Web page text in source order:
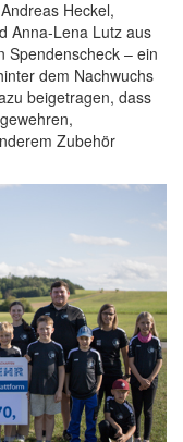
Heckel,
Anna-Lena Lutz aus
Spendenscheck – ein
dem Nachwuchs
beigetragen, dass
Zubehör